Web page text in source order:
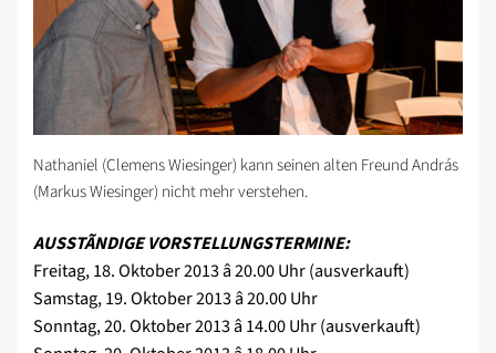
Nathaniel (Clemens Wiesinger) kann seinen alten Freund András
(Markus Wiesinger) nicht mehr verstehen.
AUSSTÃNDIGE VORSTELLUNGSTERMINE:
Freitag, 18. Oktober 2013 â 20.00 Uhr (ausverkauft)
Samstag, 19. Oktober 2013 â 20.00 Uhr
Sonntag, 20. Oktober 2013 â 14.00 Uhr (ausverkauft)